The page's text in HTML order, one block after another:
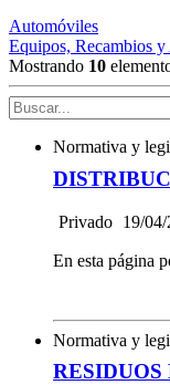
Automóviles
Equipos, Recambios y
Mostrando 10
Normativa y
Privado 19/
En esta página
Normativa y
RESIDUOS